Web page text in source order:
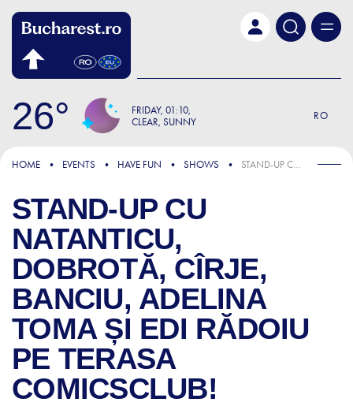
26 FRIDAY 01:10
CLEAR, SUNNY
RO
HOME EVENTS HAVE FUN SHOWS STAND-UP CU NATANTICU, DOBROTĂ, CÎRJE, BANCIU, ADELINA TOMA ȘI EDI RĂDOIU PE TERASA COMICSCLUB!
STAND-UP CU
NATANTICU,
DOBROTĂ, CÎRJE,
BANCIU, ADELINA
TOMA ȘI EDI RĂDOIU
PE TERASA
COMICSCLUB!